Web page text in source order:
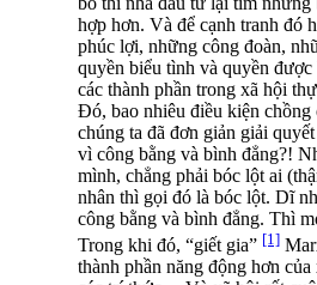
hợp hơn. Và để cạnh tranh đó
phúc lợi, những công đoàn,
quyền biểu tình và quyền
các thành phần trong xã hội
Đó, bao nhiêu điều kiện chồng
chúng ta đã đơn giản giải
vì công bằng và bình đẳng?!
mình, chẳng phải bóc lột ai
nhân thì gọi đó là bóc lột. Dĩ
công bằng và bình đẳng. Thì
Trong khi đó, “giết gia” [1]
thành phần năng động hơn